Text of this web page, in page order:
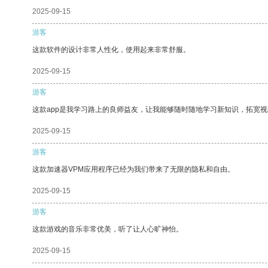
2025-09-15
游客
这款软件的设计非常人性化，使用起来非常舒服。
2025-09-15
游客
这款app是我学习路上的良师益友，让我能够随时随地学习新知识，拓宽
2025-09-15
游客
这款加速器VPM应用程序已经为我们带来了无限的隐私和自由。
2025-09-15
游客
这款游戏的音乐非常优美，听了让人心旷神怡。
2025-09-15